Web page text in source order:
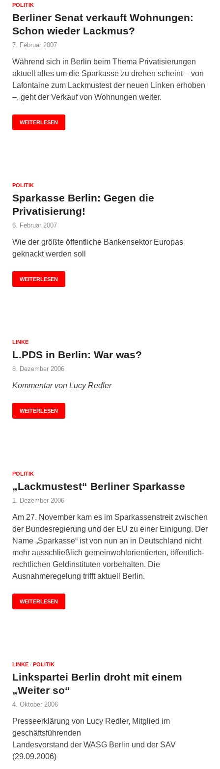
POLITIK
Berliner Senat verkauft Wohnungen:
Schon wieder Lackmus?
7. Februar 2007
Während sich in Berlin beim Thema Privatisierungen
aktuell alles um die Sparkasse zu drehen scheint – von
Lafontaine zum Lackmustest der neuen Linken erhoben
–, geht der Verkauf von Wohnungen weiter.
WEITERLESEN
POLITIK
Sparkasse Berlin: Gegen die
Privatisierung!
6. Februar 2007
Wie der größte öffentliche Bankensektor Europas
geknackt werden soll
WEITERLESEN
LINKE
L.PDS in Berlin: War was?
8. Dezember 2006
Kommentar von Lucy Redler
WEITERLESEN
POLITIK
„Lackmustest“ Berliner Sparkasse
1. Dezember 2006
Am 27. November kam es im Sparkassenstreit zwischen
der Bundesregierung und der EU zu einer Einigung. Der
Name „Sparkasse“ ist von nun an in Deutschland nicht
mehr ausschließlich gemeinwohlorientierten, öffentlich-
rechtlichen Geldinstituten vorbehalten. Die
Ausnahmeregelung trifft aktuell Berlin.
WEITERLESEN
LINKE / POLITIK
Linkspartei Berlin droht mit einem
„Weiter so“
4. Oktober 2006
Presseerklärung von Lucy Redler, Mitglied im
geschäftsführenden
Landesvorstand der WASG Berlin und der SAV
(29.09.2006)